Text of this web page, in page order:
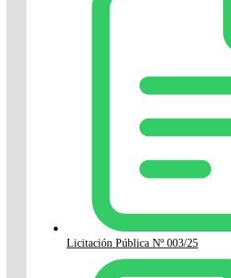
Licitación Pública Nº 003/25